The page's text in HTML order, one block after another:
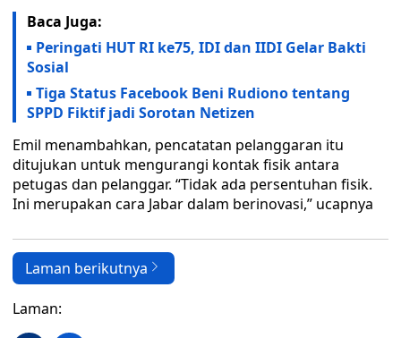
Baca Juga:
Peringati HUT RI ke75, IDI dan IIDI Gelar Bakti
Sosial
Tiga Status Facebook Beni Rudiono tentang
SPPD Fiktif jadi Sorotan Netizen
Emil menambahkan, pencatatan pelanggaran itu
ditujukan untuk mengurangi kontak fisik antara
petugas dan pelanggar. “Tidak ada persentuhan fisik.
Ini merupakan cara Jabar dalam berinovasi,” ucapnya
Laman berikutnya
Laman: